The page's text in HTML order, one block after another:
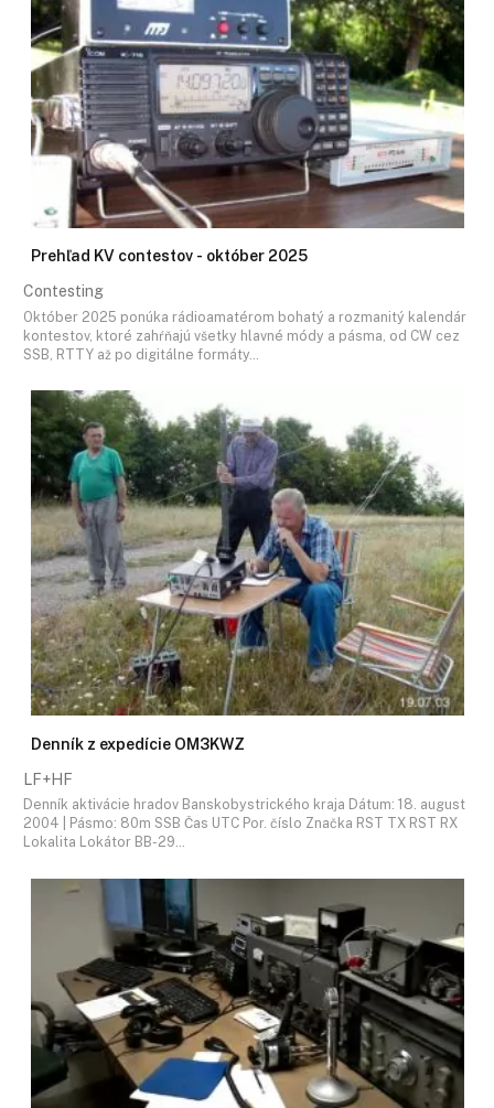
Prehľad KV contestov - október 2025
Contesting
Október 2025 ponúka rádioamatérom bohatý a rozmanitý kalendár
kontestov, ktoré zahŕňajú všetky hlavné módy a pásma, od CW cez
SSB, RTTY až po digitálne formáty…
Denník z expedície OM3KWZ
LF+HF
Denník aktivácie hradov Banskobystrického kraja Dátum: 18. august
2004 | Pásmo: 80m SSB Čas UTC Por. číslo Značka RST TX RST RX
Lokalita Lokátor BB-29…